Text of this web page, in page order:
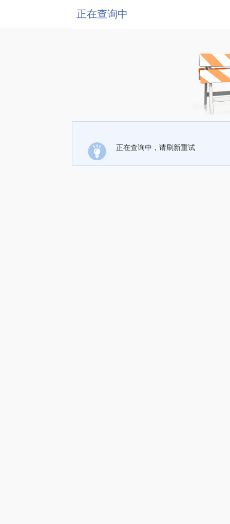
正在查询中
正在查询中，请刷新重试